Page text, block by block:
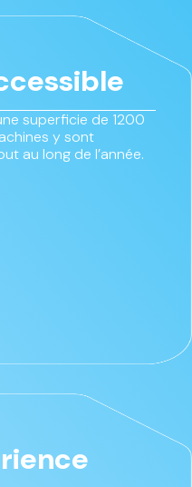
superficie de 1200
y sont
au long de l’année.